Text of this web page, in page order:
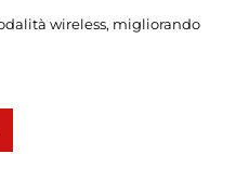
wireless, migliorando